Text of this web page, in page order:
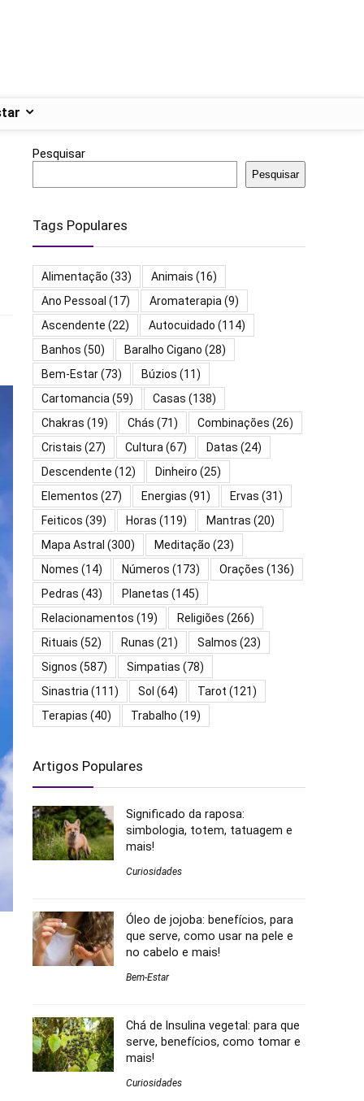
Pesquisar
Pesquisar
Tags Populares
Alimentação (33) Animais (16)
Ano Pessoal (17) Aromaterapia(9)
Ascendente (22) Autocuidado (114)
Banhos (50) Baralho Cigano (28)
Bem-Estar(73) Búzios (11)
Cartomancia(59) Casas (138)
Chakras (19) Chás (71) Combinações (26)
Cristais (27) Cultura(67) Datas (24)
Descendente (12) Dinheiro (25)
Elementos (27) Energias (91) Ervas (31)
Feiticos (39) Horas (119) Mantras (20)
Mapa Astral (300) Meditação (23)
Nomes (14) Números (173) Orações (136)
Pedras (43) Planetas (145)
Relacionamentos (19) Religiões (266)
Rituais (52) Runas (21) Salmos (23)
Signos (587) Simpatias (78)
Sinastria(111) Sol (64) Tarot (121)
Terapias (40) Trabalho (19)
Artigos Populares
Significado da raposa:
simbologia, totem, tatuagem e
mais!
Curiosidades
Óleo de jojoba: benefícios, para
que serve, como usar na pele e
no cabelo e mais!
Bem-Estar
Chá de Insulina vegetal: para que
serve, benefícios, como tomar e
mais!
Curiosidades